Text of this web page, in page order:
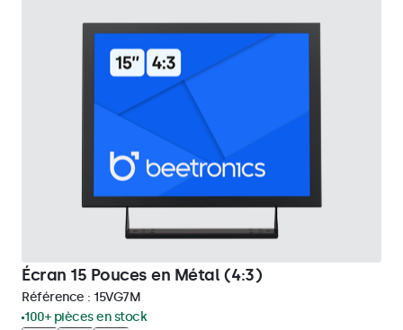
Écran 15 Pouces en Métal (4:3)
Référence : 15VG7M
100+ pièces en stock